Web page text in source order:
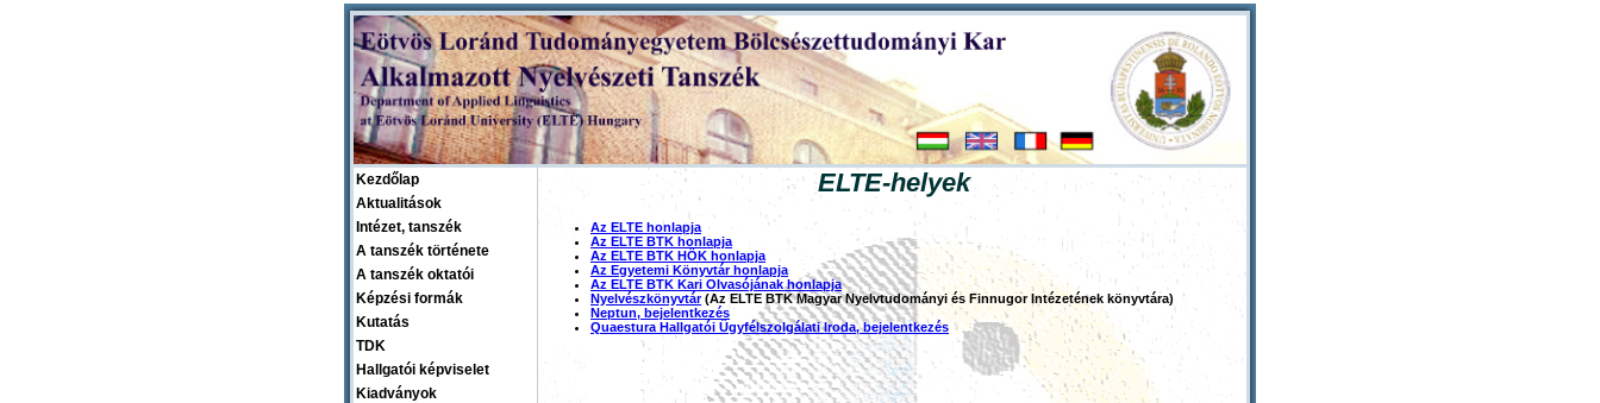
Kezdőlap
Aktualitások
Intézet, tanszék
A tanszék története
A tanszék oktatói
Képzési formák
Kutatás
TDK
Hallgatói képviselet
Kiadványok
ELTE-helyek
Az ELTE honlapja
Az ELTE BTK honlapja
Az ELTE BTK HÖK honlapja
Az Egyetemi Könyvtár honlapja
Az ELTE BTK Kari Olvasójának honlapja
Nyelvészkönyvtár(Az ELTE BTK Magyar Nyelvtudományi és Finnugor Intézetének könyvtára)
Neptun, bejelentkezés
Quaestura Hallgatói Ügyfélszolgálati Iroda, bejelentkezés